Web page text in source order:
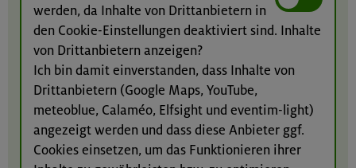
werden, da Inhalte von Drittanbietern in
den Cookie-Einstellungen deaktiviert sind. Inhalte
von Drittanbietern anzeigen?
Ich bin damit einverstanden, dass Inhalte von
Drittanbietern (Google Maps, YouTube,
meteoblue, Calaméo, Elfsight und eventim-light)
angezeigt werden und dass diese Anbieter ggf.
Cookies einsetzen, um das Funktionieren ihrer